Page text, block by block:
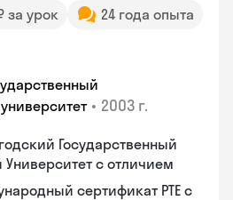
за урок
24 года опыта
• 2003 г.
Государственный
Университет с отличием
сертификат PTE с